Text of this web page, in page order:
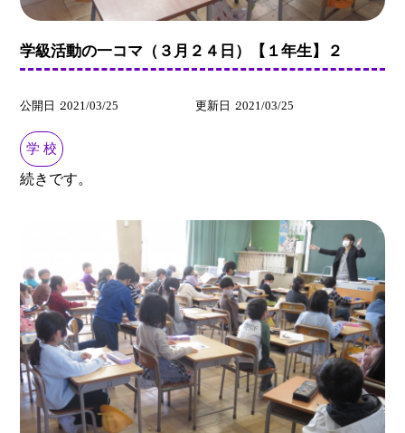
学級活動の一コマ（３月２４日）【１年生】２
公開日 2021/03/25 更新日 2021/03/25
学 校
続きです。